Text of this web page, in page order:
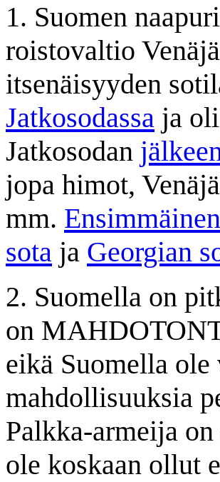
1. Suomen
roistovaltio
itsenäisyyden
Jatkosodassa ja
Jatkosodan
jopa himot,
mm.
sota ja Georgian
2. Suomella on
on
eikä Suomella
mahdollisuuksia
Palkka-armeija
ole koskaan ollut